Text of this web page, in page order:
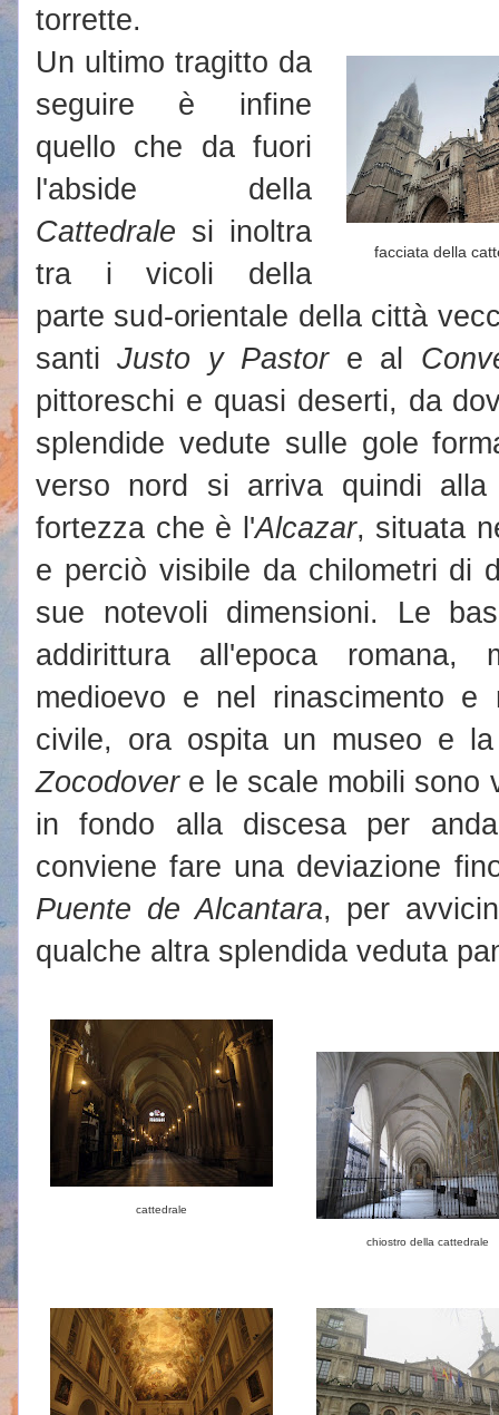
torrette.
facciata della
Un ultimo tragitto da
seguire è infine
quello che da fuori
l'abside della
Cattedrale si inoltra
tra i vicoli della
parte sud-orientale della città
santiJusto y Pastore al
pittoreschi e quasi deserti, da
splendide vedute sulle gole
verso nord si arriva quindi
fortezza che è l'Alcazar, situata
e perciò visibile da chilometri di
sue notevoli dimensioni. Le
addirittura all'epoca
medioevo e nel rinascimento e
civile, ora ospita un museo e
Zocodovere le scale mobili sono
in fondo alla discesa per
conviene fare una deviazione
Puente de Alcantara, per
qualche altra splendida veduta
cattedrale
chiostro della cattedrale